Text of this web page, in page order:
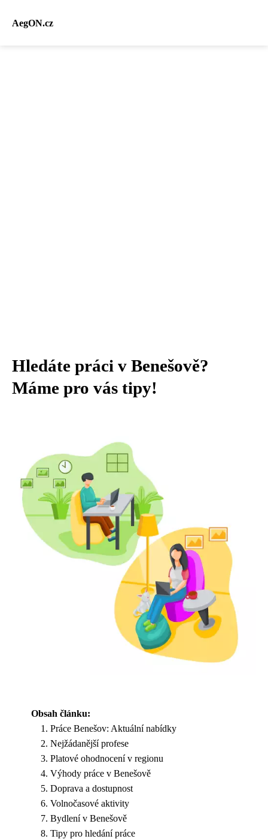
AegON.cz
Hledáte práci v Benešově?
Máme pro vás tipy!
Obsah článku:
Práce Benešov: Aktuální nabídky
Nejžádanější profese
Platové ohodnocení v regionu
Výhody práce v Benešově
Doprava a dostupnost
Volnočasové aktivity
Bydlení v Benešově
Tipy pro hledání práce